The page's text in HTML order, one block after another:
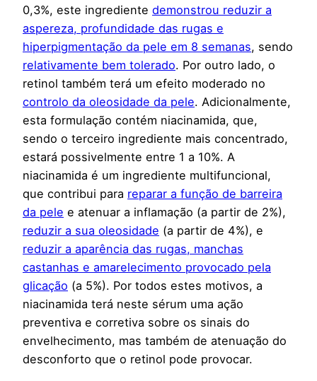
0,3%, este ingrediente demonstrou reduzir a
aspereza, profundidade das rugas e
hiperpigmentação da pele em 8 semanas, sendo
relativamente bem tolerado. Por outro lado, o
retinol também terá um efeito moderado no
controlo da oleosidade da pele. Adicionalmente,
esta formulação contém niacinamida, que,
sendo o terceiro ingrediente mais concentrado,
estará possivelmente entre 1 a 10%. A
niacinamida é um ingrediente multifuncional,
que contribui para reparar a função de barreira
da pele e atenuar a inflamação (a partir de 2%),
reduzir a sua oleosidade (a partir de 4%), e
reduzir a aparência das rugas, manchas
castanhas e amarelecimento provocado pela
glicação (a 5%). Por todos estes motivos, a
niacinamida terá neste sérum uma ação
preventiva e corretiva sobre os sinais do
envelhecimento, mas também de atenuação do
desconforto que o retinol pode provocar.